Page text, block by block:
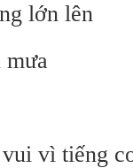
lớn lên
mưa
vì tiếng